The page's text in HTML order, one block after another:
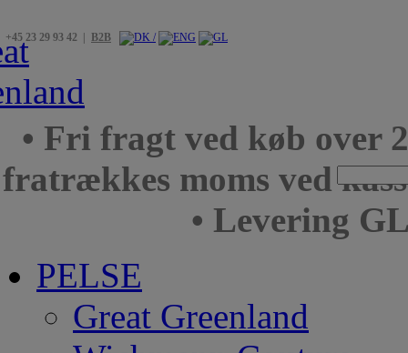
+45 23 29 93 42 | B2B
• Fri fragt ved køb over
fratrækkes moms ved
• Levering
PELSE
Great Greenland